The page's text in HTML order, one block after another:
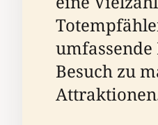
Besuch zu